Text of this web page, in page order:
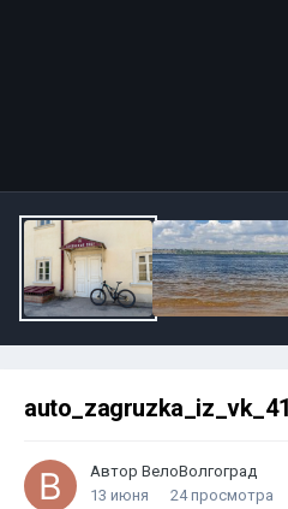
Автор ВелоВолгоград
13 июня
24 просмотра